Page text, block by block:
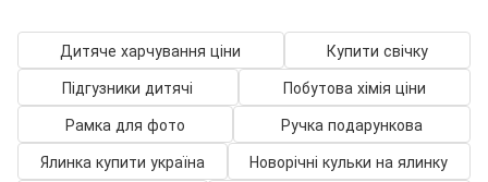
Дитяче харчування ціни
Купити свічку
Підгузники дитячі
Побутова хімія ціни
Рамка для фото
Ручка подарункова
Ялинка купити україна
Новорічні кульки на ялинку